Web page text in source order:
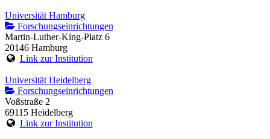
Universität Hamburg
Forschungseinrichtungen
Martin-Luther-King-Platz 6
20146 Hamburg
Link zur Institution
Universität Heidelberg
Forschungseinrichtungen
Voßstraße 2
69115 Heidelberg
Link zur Institution